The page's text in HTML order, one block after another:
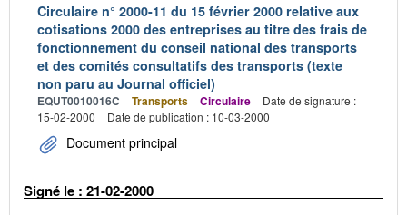
Circulaire n° 2000-11 du 15 février 2000 relative aux
cotisations 2000 des entreprises au titre des frais de
fonctionnement du conseil national des transports
et des comités consultatifs des transports (texte
non paru au Journal officiel)
EQUT0010016C Transports Circulaire
Date de signature :
15-02-2000
Date de publication : 10-03-2000
Document principal
Signé le : 21-02-2000